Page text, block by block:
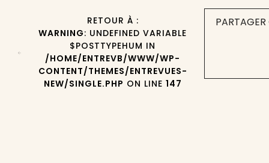
RETOUR À :
WARNING: UNDEFINED VARIABLE
$POSTTYPEHUM IN
/HOME/ENTREVB/WWW/WP-
CONTENT/THEMES/ENTREVUES-
NEW/SINGLE.PHP ON LINE 147